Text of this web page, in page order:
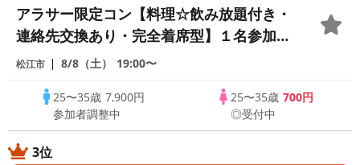
アラサー限定コン【料理☆飲み放題付き・
連絡先交換あり・完全着席型】１名参加多
数・初参加も大歓迎☆プレイワークス主催
松江市 8/8（土） 19:00〜
25〜35歳 7,900円
参加者調整中
25〜35歳 700円
◎受付中
3位